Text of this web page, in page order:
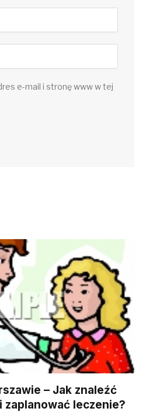
e-mail i stronę www w tej
– Jak znaleźć
leczenie?